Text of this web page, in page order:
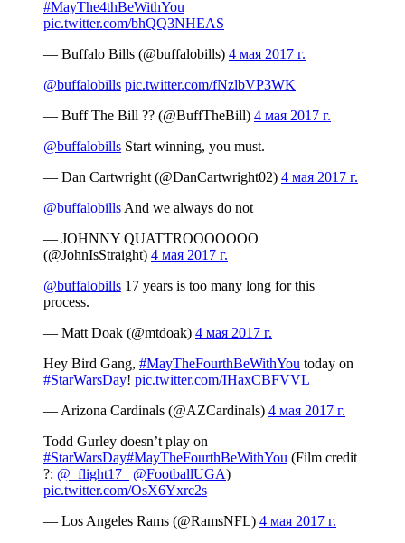
#MayThe4thBeWithYou
pic.twitter.com/bhQQ3NHEAS
— Buffalo Bills (@buffalobills) 4 мая 2017 г.
@buffalobills pic.twitter.com/fNzlbVP3WK
— Buff The Bill ?? (@BuffTheBill) 4 мая 2017 г.
@buffalobills Start winning, you must.
— Dan Cartwright (@DanCartwright02) 4 мая 2017 г.
@buffalobills And we always do not
— JOHNNY QUATTROOOOOOO
(@JohnIsStraight) 4 мая 2017 г.
@buffalobills 17 years is too many long for this
process.
— Matt Doak (@mtdoak) 4 мая 2017 г.
Hey Bird Gang, #MayTheFourthBeWithYou today on
#StarWarsDay! pic.twitter.com/IHaxCBFVVL
— Arizona Cardinals (@AZCardinals) 4 мая 2017 г.
Todd Gurley doesn’t play on
#StarWarsDay#MayTheFourthBeWithYou (Film credit
?: @_flight17_ @FootballUGA)
pic.twitter.com/OsX6Yxrc2s
— Los Angeles Rams (@RamsNFL) 4 мая 2017 г.